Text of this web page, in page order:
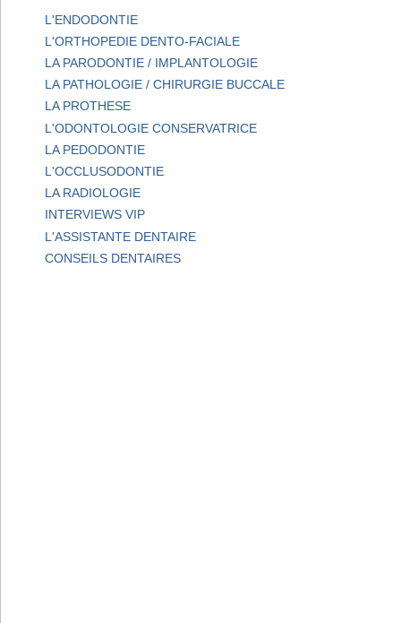
L'ENDODONTIE
L'ORTHOPEDIE DENTO-FACIALE
LA PARODONTIE / IMPLANTOLOGIE
LA PATHOLOGIE / CHIRURGIE BUCCALE
LA PROTHESE
L'ODONTOLOGIE CONSERVATRICE
LA PEDODONTIE
L'OCCLUSODONTIE
LA RADIOLOGIE
INTERVIEWS VIP
L'ASSISTANTE DENTAIRE
CONSEILS DENTAIRES